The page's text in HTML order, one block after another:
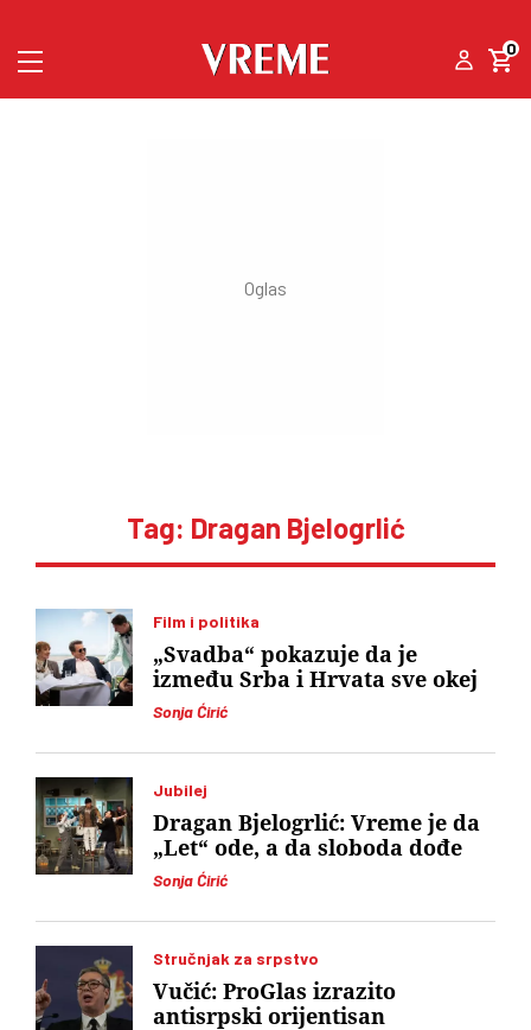
0
Tag: Dragan Bjelogrlić
Film i politika
Sonja Ćirić
„Svadba“ pokazuje da je
između Srba i Hrvata sve okej
Jubilej
Sonja Ćirić
Dragan Bjelogrlić: Vreme je da
„Let“ ode, a da sloboda dođe
Stručnjak za srpstvo
Vučić: ProGlas izrazito
antisrpski orijentisan